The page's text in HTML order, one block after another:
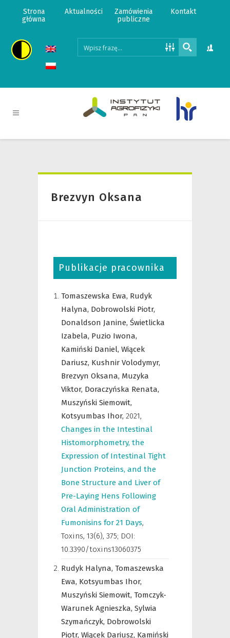
Strona
główna
Aktualności
Zamówienia
publiczne
Kontakt
Brezvyn Oksana
Publikacje pracownika
Tomaszewska Ewa, Rudyk
Halyna, Dobrowolski Piotr,
Donaldson Janine, Świetlicka
Izabela, Puzio Iwona,
Kamiński Daniel, Wiącek
Dariusz, Kushnir Volodymyr,
Brezvyn Oksana, Muzyka
Viktor, Doraczyńska Renata,
Muszyński Siemowit,
Kotsyumbas Ihor, 2021,
Changes in the Intestinal
Histomorphometry, the
Expression of Intestinal Tight
Junction Proteins, and the
Bone Structure and Liver of
Pre-Laying Hens Following
Oral Administration of
Fumonisins for 21 Days,
Toxins, 13(6), 375; DOI:
10.3390/toxins13060375
Rudyk Halyna, Tomaszewska
Ewa, Kotsyumbas Ihor,
Muszyński Siemowit, Tomczyk-
Warunek Agnieszka, Sylwia
Szymańczyk, Dobrowolski
Piotr, Wiącek Dariusz, Kamiński